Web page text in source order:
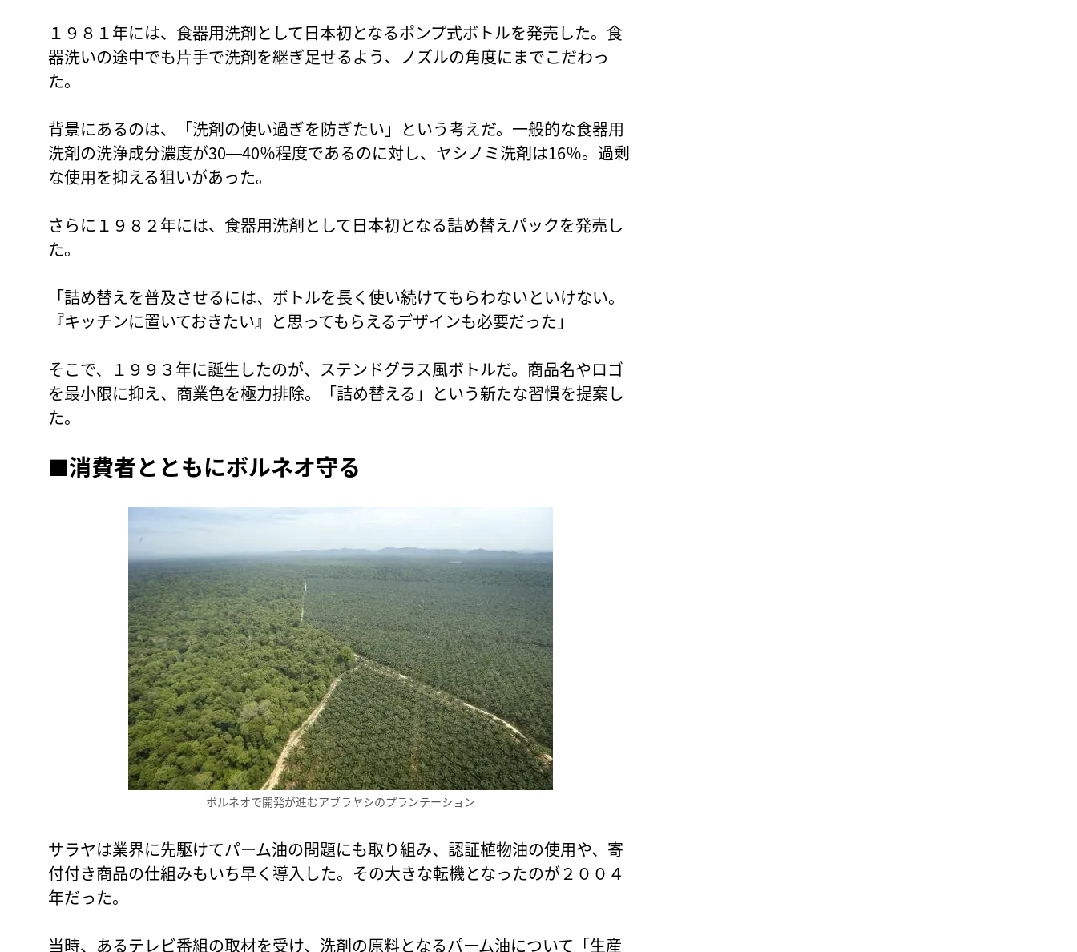
１９８１年には、食器用洗剤として日本初となるポンプ式ボトルを発売した。食
器洗いの途中でも片手で洗剤を継ぎ足せるよう、ノズルの角度にまでこだわっ
た。
背景にあるのは、「洗剤の使い過ぎを防ぎたい」という考えだ。一般的な食器用
洗剤の洗浄成分濃度が30―40％程度であるのに対し、ヤシノミ洗剤は16％。過剰
な使用を抑える狙いがあった。
さらに１９８２年には、食器用洗剤として日本初となる詰め替えパックを発売し
た。
「詰め替えを普及させるには、ボトルを長く使い続けてもらわないといけない。
『キッチンに置いておきたい』と思ってもらえるデザインも必要だった」
そこで、１９９３年に誕生したのが、ステンドグラス風ボトルだ。商品名やロゴ
を最小限に抑え、商業色を極力排除。「詰め替える」という新たな習慣を提案し
た。
■消費者とともにボルネオ守る
ボルネオで開発が進むアブラヤシのプランテーション
サラヤは業界に先駆けてパーム油の問題にも取り組み、認証植物油の使用や、寄
付付き商品の仕組みもいち早く導入した。その大きな転機となったのが２００４
年だった。
当時、あるテレビ番組の取材を受け、洗剤の原料となるパーム油について「生産